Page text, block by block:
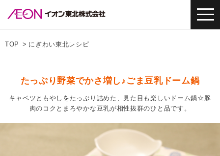
TOP にぎわい東北レシピ
たっぷり野菜でかさ増し♪ごま豆乳ドーム鍋
キャベツともやしをたっぷり詰めた、見た目も楽しいドーム鍋☆豚
肉のコクとまろやかな豆乳が相性抜群のひと品です。